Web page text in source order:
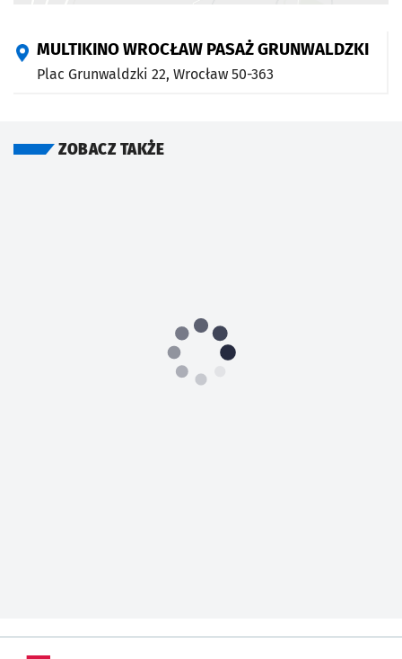
MULTIKINO WROCŁAW PASAŻ GRUNWALDZKI
Plac Grunwaldzki 22, Wrocław 50-363
ZOBACZ TAKŻE